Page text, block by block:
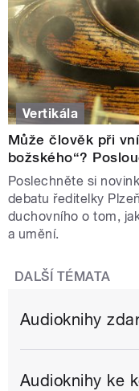
Vertikála
Může člověk při
božského“?
Poslechněte si
debatu ředitelky
duchovního o tom,
a umění.
DALŠÍ TÉMATA
Audioknihy
Audioknihy ke